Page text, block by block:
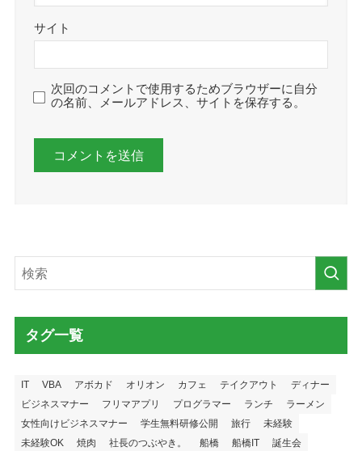
サイト
次回のコメントで使用するためブラウザーに自分
の名前、メールアドレス、サイトを保存する。
タグ一覧
IT VBA アボカド オリオン カフェ テイクアウト
ディナー
ビジネスマナー
フリマアプリ プログラマー ランチ
ラーメン
女性向けビジネスマナー
学生無料研修公開 旅行
未経験
未経験OK
焼肉 社長のつぶやき。 船橋 船橋IT 誕生会